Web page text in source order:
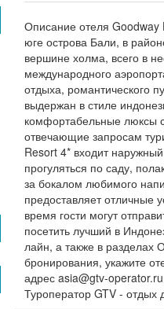
Описание отеля Goodway
юге острова Бали, в
вершине холма, всего в
международного
отдыха, романтического
выдержан в стиле
комфортабельные люксы
отвечающие запросам
Resort 4* входит
прогуляться по саду,
за бокалом любимого
предоставляет отличные
время гости могут
посетить лучший в
лайн, а также в
бронирования, укажите
адрес asia@gtv-
Туроператор GTV - отдых